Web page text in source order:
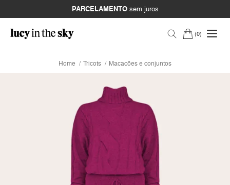
PARCELAMENTOsem juros
0
Home Tricots Macacões e conjuntos